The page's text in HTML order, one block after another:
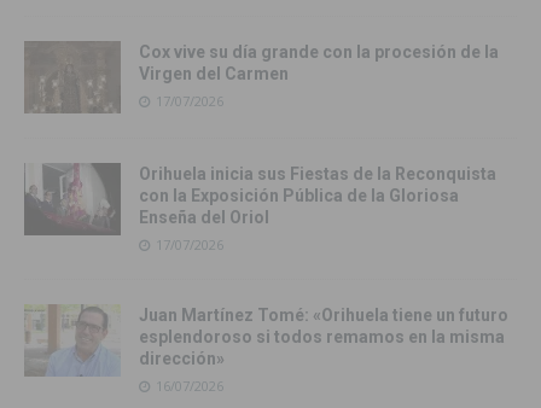
Cox vive su día grande con la procesión de la
Virgen del Carmen
17/07/2026
Orihuela inicia sus Fiestas de la Reconquista
con la Exposición Pública de la Gloriosa
Enseña del Oriol
17/07/2026
Juan Martínez Tomé: «Orihuela tiene un futuro
esplendoroso si todos remamos en la misma
dirección»
16/07/2026